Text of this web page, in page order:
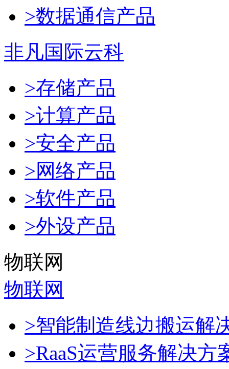
>数据通信产品
非凡国际云科
>存储产品
>计算产品
>安全产品
>网络产品
>软件产品
>外设产品
物联网
物联网
>智能制造线边搬运解
>RaaS运营服务解决方